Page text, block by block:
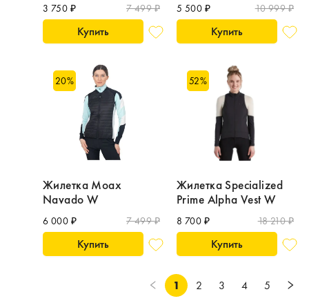
3 750 ₽ 7 499 ₽
Купить
5 500 ₽ 10 999 ₽
Купить
20%
Жилетка Moax
Navado W
6 000 ₽ 7 499 ₽
Купить
52%
Жилетка Specialized
Prime Alpha Vest W
8 700 ₽ 18 210 ₽
Купить
1 2 3 4 5